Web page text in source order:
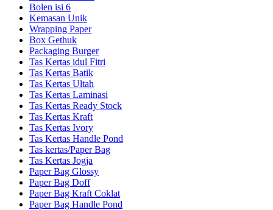
Bolen isi 6
Kemasan Unik
Wrapping Paper
Box Gethuk
Packaging Burger
Tas Kertas idul Fitri
Tas Kertas Batik
Tas Kertas Ultah
Tas Kertas Laminasi
Tas Kertas Ready Stock
Tas Kertas Kraft
Tas Kertas Ivory
Tas Kertas Handle Pond
Tas kertas/Paper Bag
Tas Kertas Jogja
Paper Bag Glossy
Paper Bag Doff
Paper Bag Kraft Coklat
Paper Bag Handle Pond